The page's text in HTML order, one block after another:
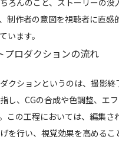
ろんのこと、ストーリーの没
制作者の意図を視聴者に直感
います。
プロダクションの流れ
クションというのは、撮影終
し、CGの合成や色調整、エ
この工程においては、編集さ
を行い、視覚効果を高めるこ